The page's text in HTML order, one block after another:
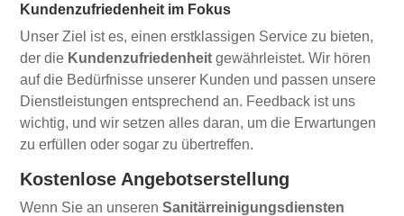
Kundenzufriedenheit im Fokus
Unser Ziel ist es, einen erstklassigen Service zu bieten,
der die Kundenzufriedenheit gewährleistet. Wir hören
auf die Bedürfnisse unserer Kunden und passen unsere
Dienstleistungen entsprechend an. Feedback ist uns
wichtig, und wir setzen alles daran, um die Erwartungen
zu erfüllen oder sogar zu übertreffen.
Kostenlose Angebotserstellung
Wenn Sie an unserenSanitärreinigungsdiensten